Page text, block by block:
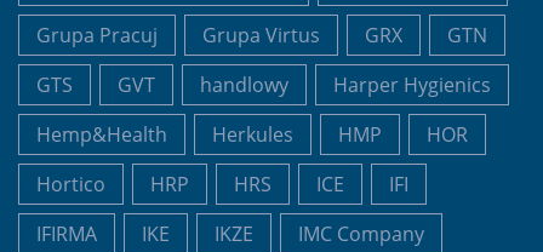
Grupa Pracuj
Grupa Virtus GRX
GTN
GTS
GVT handlowy
Harper Hygienics
Hemp&Health
Herkules HMP
HOR
Hortico
HRP HRS ICE
IFI
IFIRMA
IKE IKZE
IMC Company